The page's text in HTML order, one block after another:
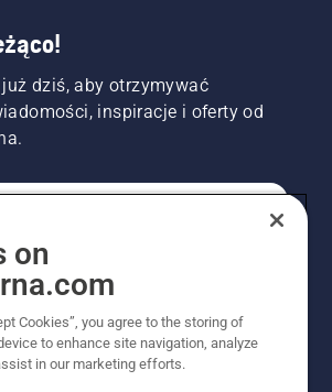
dziś, aby otrzymywać
inspiracje i oferty od
PROFESJONALISTA
on
Cookies”, you agree to the storing of
to enhance site navigation, analyze
in our marketing efforts.